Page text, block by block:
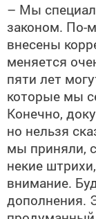
– Мы
законом. По-
внесены
меняется
пяти лет
которые мы
Конечно,
но нельзя
мы приняли,
некие
внимание.
дополнения.